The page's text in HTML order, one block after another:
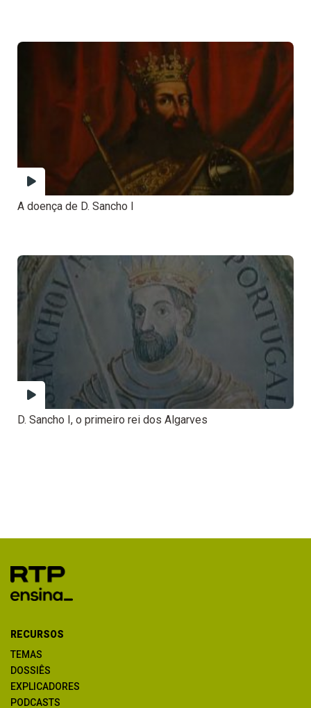
A doença de D. Sancho I
D. Sancho I, o primeiro rei dos Algarves
RECURSOS
TEMAS
DOSSIÊS
EXPLICADORES
PODCASTS